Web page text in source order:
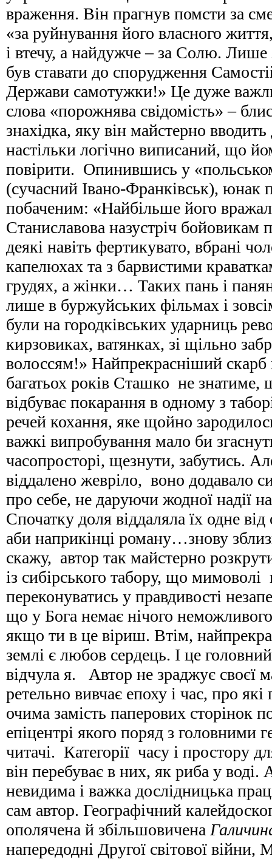
враження. Він прагнув помсти за
«за руйнування його власного
і втечу, а найдужче – за Солю.
був ставати до спорудження
Держави самотужки!» Це дуже
слова «порожнява свідомість» –
знахідка, яку він майстерно вводить
настільки логічно виписаний, що
повірити. Опинившись у
(сучасний Івано-Франківськ), юнак
побаченим: «Найбільше його
Станиславова назустріч
деякі навіть фертикувато, вбрані
капелюхах та з барвистими
грудях, а жінки… Таких пань і
лише в буржуйських фільмах і
були на городківських ударниць
кирзовиках, ватянках, зі щільно
волоссям!» Найпрекрасніший
багатьох років Сташко не
відбуває покарання в одному з
речей кохання, яке щойно
важкі випробування мало би
часопросторі, щезнути, забутись.
віддалено жевріло, воно додавало
про себе, не даруючи жодної надії
Спочатку доля віддаляла їх одне
аби наприкінці роману…знову
скажу, автор так майстерно
із сибірського табору, що
переконуватись у правдивості
що у Бога немає нічого
якщо ти в це віриш. Втім,
землі є любов сердець. І це
відчула я. Автор не зраджує своєї
ретельно вивчає епоху і час, про
очима замість паперових сторінок
епіцентрі якого поряд з головними
читачі. Категорії часу і простору
він перебуває в них, як риба у воді.
невидима і важка дослідницька
сам автор. Географічний
ополячена й збільшовичена
напередодні Другої світової